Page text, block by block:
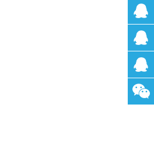
刘小
姐林小
姐汪小
姐张先